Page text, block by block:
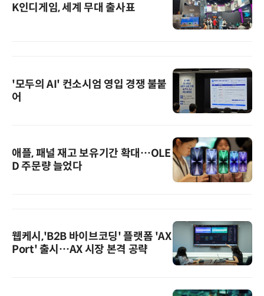
K인디게임, 세계 무대 출사표
'모두의 AI' 컨소시엄 영입 경쟁 불붙
어
애플, 패널 재고 보유기간 확대…OLE
D 주문량 늘었다
웹케시,'B2B 바이브코딩' 플랫폼 'AX
Port' 출시…AX 시장 본격 공략